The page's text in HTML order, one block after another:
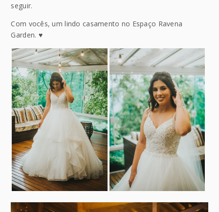
seguir.
Com vocês, um lindo casamento no Espaço Ravena
Garden. ♥